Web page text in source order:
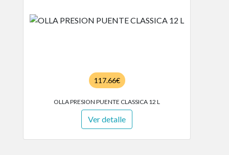
117.66€
OLLA PRESION PUENTE CLASSICA 12 L
Ver detalle